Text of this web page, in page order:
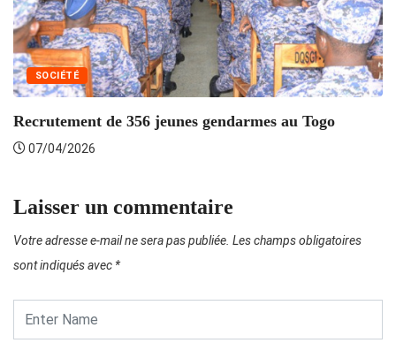
SOCIÉTÉ
Recrutement de 356 jeunes gendarmes au Togo
07/04/2026
Laisser un commentaire
Votre adresse e-mail ne sera pas publiée. Les champs obligatoires
sont indiqués avec *